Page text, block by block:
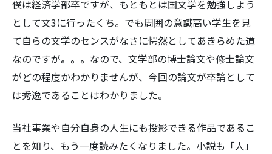
僕は経済学部卒ですが、もともとは国文学を勉強しよう
として文3に行ったくち。でも周囲の意識高い学生を見
て自らの文学のセンスがなさに愕然としてあきらめた道
なのですが。。。 なので、文学部の博士論文や修士論文
がどの程度かわかりませんが、今回の論文が卒論として
は秀逸であることはわかりました。
当社事業や自分自身の人生にも投影できる作品であるこ
とを知り、もう一度読みたくなりました。小説も「人」